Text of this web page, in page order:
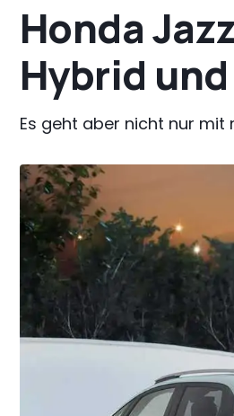
Honda
Hybrid
Es geht aber nicht nur mit